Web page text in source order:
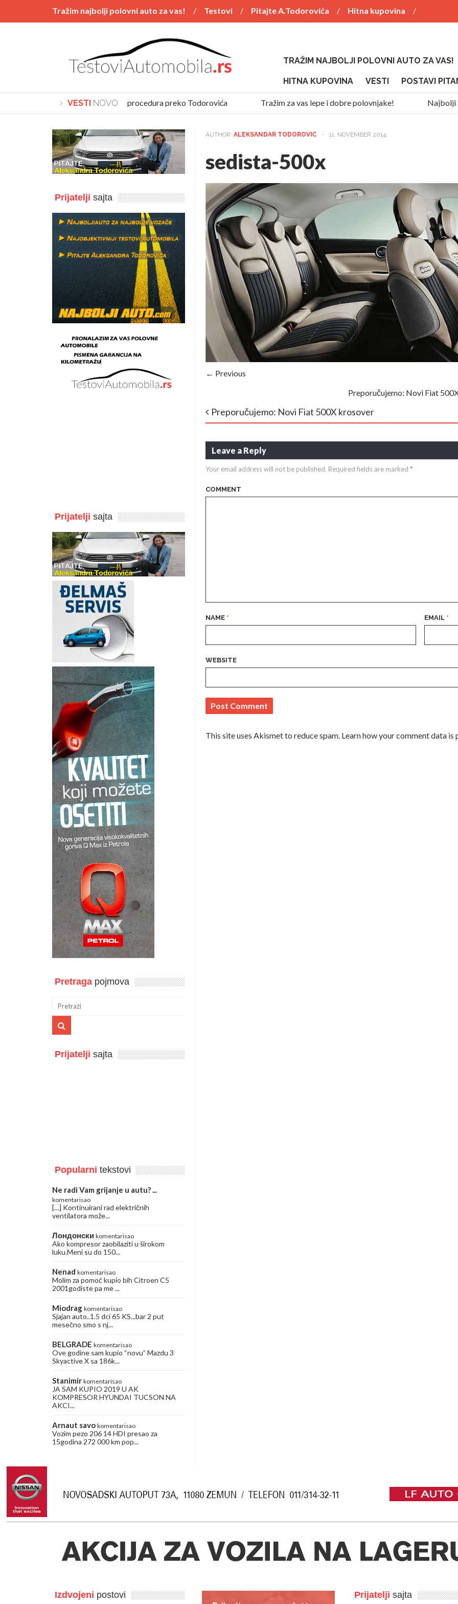
Tražim najbolji polovni auto za vas! Testovi Pitajte A.Todorovića
Hitna kupovina
Vesti
POSTAVI PITANJE Polovnjaci
TRAŽIM NAJBOLJI POLOVNI AUTO ZA VAS!
HITNA KUPOVINA VESTI POSTAVI
VESTI NOVO
Kupovina automobila procedura preko Todorovića Tražim za vas lepe i dobre polovnjake! Najbolji
AUTHOR: ALEKSANDAR TODOROVIĆ - 11. NOVEMBER 2014.
sedista-500x
← Previous
Preporučujemo: Novi Fiat
Preporučujemo: Novi Fiat 500X krosover
Leave a Reply
Your email address will not be published. Required fields are marked *
COMMENT
NAME * EMAIL *
WEBSITE
This site uses Akismet to reduce spam. Learn how your comment data is
Prijatelji sajta
Prijatelji sajta
Pretraga pojmova
Prijatelji sajta
Popularni tekstovi
Ne radi Vam grijanje u autu? ...
komentarisao
[…] Kontinuirani rad električnih
ventilatora može...
Лондонски komentarisao
Ako kompresor zaobilaziti u širokom
luku.Meni su do 150...
Nenad komentarisao
Molim za pomoć kupio bih Citroen C5
2001godiste pa me ...
Miodrag komentarisao
Sjajan auto..1.5 dci 65 KS...bar 2 put
mesečno smo s nj...
BELGRADE komentarisao
Ove godine sam kupio “novu” Mazdu 3
Skyactive X sa 186k...
Stanimir komentarisao
JA SAM KUPIO 2019 U AK
KOMPRESOR HYUNDAI TUCSON NA
AKCI...
Arnaut savo komentarisao
Vozim pezo 206 14 HDI presao za
15godina 272 000 km pop...
Izdvojeni postovi Prijatelji sajta